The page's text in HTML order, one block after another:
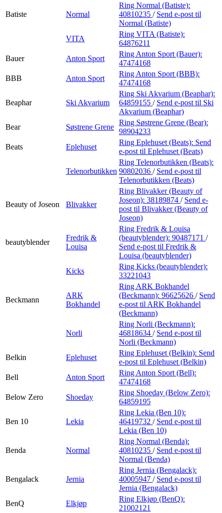
Batiste Normal
Ring Normal (Batiste):
40810235 / Send e-post til
Normal (Batiste)
VITA
Ring VITA (Batiste):
64876211
Bauer
Anton Sport
Ring Anton Sport (Bauer):
47474168
BBB
Anton Sport
Ring Anton Sport (BBB):
47474168
Beaphar Ski Akvarium
Ring Ski Akvarium (Beaphar):
64859155 / Send e-post til Ski
Akvarium (Beaphar)
Bear
Søstrene Grene
Ring Søstrene Grene (Bear):
98904233
Beats
Eplehuset
Ring Eplehuset (Beats): Send
e-post til Eplehuset (Beats)
Telenorbutikken
Ring Telenorbutikken (Beats):
90802036 / Send e-post til
Telenorbutikken (Beats)
Beauty of Joseon Blivakker
Ring Blivakker (Beauty of
Joseon): 38189874 / Send e-
post til Blivakker (Beauty of
Joseon)
beautyblender
Fredrik &
Louisa
Ring Fredrik & Louisa
(beautyblender): 90487171 /
Send e-post til Fredrik &
Louisa (beautyblender)
Kicks
Ring Kicks (beautyblender):
33221043
Beckmann
ARK
Bokhandel
Ring ARK Bokhandel
(Beckmann): 96625626 / Send
e-post til ARK Bokhandel
(Beckmann)
Norli
Ring Norli (Beckmann):
46818634 / Send e-post til
Norli (Beckmann)
Belkin
Eplehuset
Ring Eplehuset (Belkin): Send
e-post til Eplehuset (Belkin)
Bell
Anton Sport
Ring Anton Sport (Bell):
47474168
Below Zero
Shoeday
Ring Shoeday (Below Zero):
64859195
Ben 10 Lekia
Ring Lekia (Ben 10):
46419732 / Send e-post til
Lekia (Ben 10)
Benda Normal
Ring Normal (Benda):
40810235 / Send e-post til
Normal (Benda)
Bengalack Jernia
Ring Jernia (Bengalack):
40005947 / Send e-post til
Jernia (Bengalack)
BenQ
Elkjøp
Ring Elkjøp (BenQ):
21002121